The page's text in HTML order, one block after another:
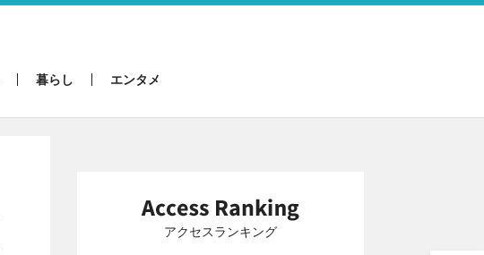
暮らし エンタメ
アクセスランキング